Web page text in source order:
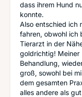
dass ihrem Hund
konnte.
Also entschied ich
fahren, obwohl ich
Tierarzt in der
goldrichtig! Meiner
Behandlung,
groß, sowohl bei
dem gesamten
alles andere als